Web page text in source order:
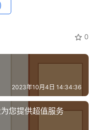
0
2023年10月4日 14:34:36
您提供超值服务